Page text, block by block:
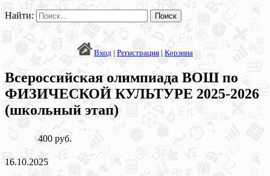
Найти:
Вход | Регистрация | Корзина
Всероссийская олимпиада ВОШ по
ФИЗИЧЕСКОЙ КУЛЬТУРЕ 2025-2026
(школьный этап)
400 руб.
16.10.2025